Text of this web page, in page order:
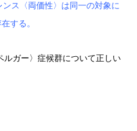
ス〈両価性〉は同一の対象に
する。
ガー〉症候群について正しい